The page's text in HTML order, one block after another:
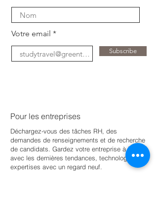
Votre email
Subscribe
Pour les entreprises
Déchargez-vous des tâches RH, des
demandes de renseignements et de recherche
de candidats. Gardez votre entreprise à jour
avec les dernières tendances, technologies et
expertises avec un regard neuf.